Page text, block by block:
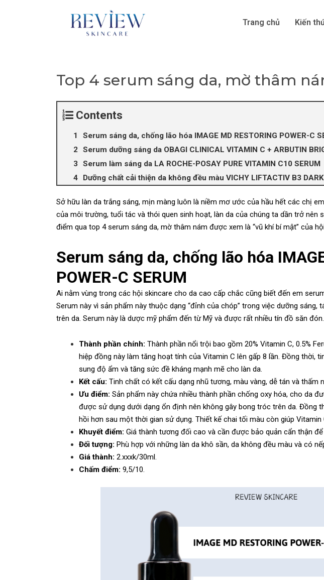
Trang chủ Kiến
Top 4 serum sáng da, mờ thâm
Contents
Serum sáng da, chống lão hóa IMAGE MD RESTORING POWER-C
Serum dưỡng sáng da OBAGI CLINICAL VITAMIN C + ARBUTIN
Serum làm sáng da LA ROCHE-POSAY PURE VITAMIN C10 SERUM
Dưỡng chất cải thiện da không đều màu VICHY LIFTACTIV B3 DARK
Sở hữu làn da trắng sáng, mịn màng luôn là niềm mơ ước của hầu hết các chị
của môi trường, tuổi tác và thói quen sinh hoạt, làn da của chúng ta dần trở nên
điểm qua top 4 serum sáng da, mờ thâm nám được xem là “vũ khí bí mật” của
Serum sáng da, chống lão hóa
POWER-C SERUM
Ai nằm vùng trong các hội skincare cho da cao cấp chắc cũng biết đến em
Serum này vì sản phẩm này thuộc dạng “đỉnh của chóp” trong việc dưỡng sáng,
trên da. Serum này là dược mỹ phẩm đến từ Mỹ và được rất nhiều tín đồ săn đón.
Thành phần chính: Thành phần nổi trội bao gồm 20% Vitamin C, 0.5%
hiệp đồng này làm tăng hoạt tính của Vitamin C lên gấp 8 lần. Đồng thời,
sung độ ẩm và tăng sức đề kháng mạnh mẽ cho làn da.
Kết cấu: Tinh chất có kết cấu dạng nhũ tương, màu vàng, dễ tán và thấm
Ưu điểm: Sản phẩm này chứa nhiều thành phần chống oxy hóa, cho da
được sử dụng dưới dạng ổn định nên không gây bong tróc trên da. Đồng
hồi hơn sau một thời gian sử dụng. Thiết kế chai tối màu còn giúp Vitamin
Khuyết điểm: Giá thành tương đối cao và cần được bảo quản cẩn thận
Đối tượng: Phù hợp với những làn da khô sần, da không đều màu và có
Giá thành: 2.xxxk/30ml.
Chấm điểm: 9,5/10.